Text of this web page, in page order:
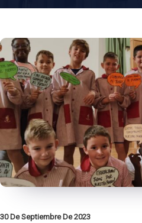
30 De Septiembre De 2023